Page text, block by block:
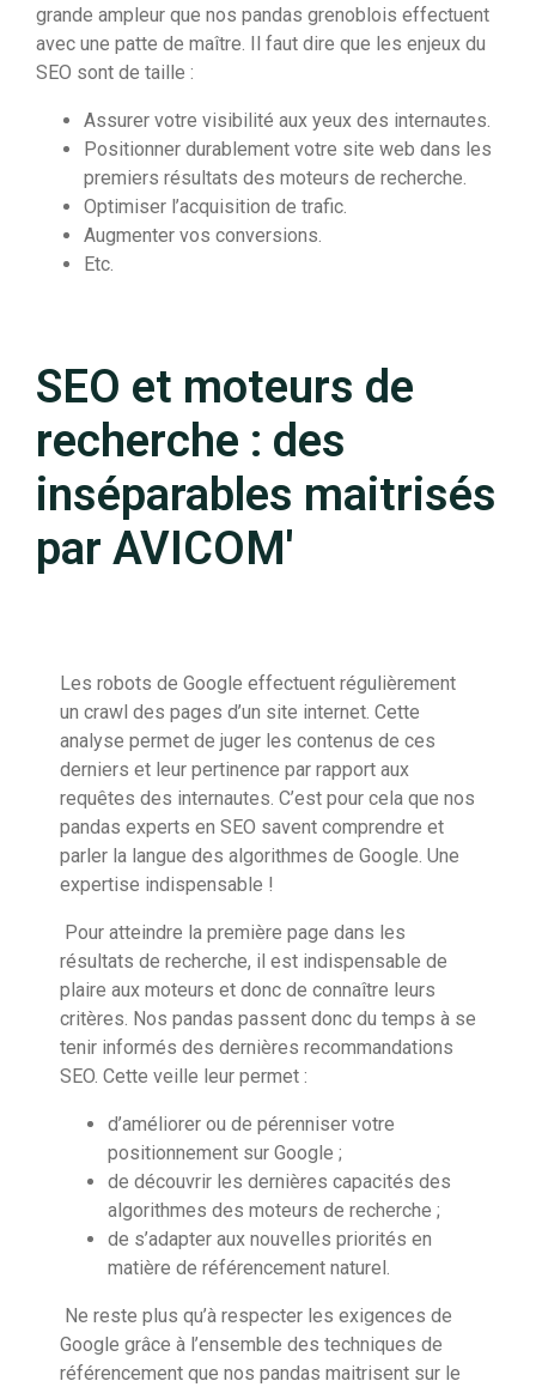
grande ampleur que nos pandas grenoblois effectuent
avec une patte de maître. Il faut dire que les enjeux du
SEO sont de taille :
Assurer votre visibilité aux yeux des internautes.
Positionner durablement votre site web dans les
premiers résultats des moteurs de recherche.
Optimiser l’acquisition de trafic.
Augmenter vos conversions.
Etc.
SEO et moteurs de
recherche : des
inséparables maitrisés
par AVICOM'
Les robots de Google effectuent régulièrement
un crawl des pages d’un site internet. Cette
analyse permet de juger les contenus de ces
derniers et leur pertinence par rapport aux
requêtes des internautes. C’est pour cela que nos
pandas experts en SEO savent comprendre et
parler la langue des algorithmes de Google. Une
expertise indispensable !
Pour atteindre la première page dans les
résultats de recherche, il est indispensable de
plaire aux moteurs et donc de connaître leurs
critères. Nos pandas passent donc du temps à se
tenir informés des dernières recommandations
SEO. Cette veille leur permet :
d’améliorer ou de pérenniser votre
positionnement sur Google ;
de découvrir les dernières capacités des
algorithmes des moteurs de recherche ;
de s’adapter aux nouvelles priorités en
matière de référencement naturel.
Ne reste plus qu’à respecter les exigences de
Google grâce à l’ensemble des techniques de
référencement que nos pandas maitrisent sur le